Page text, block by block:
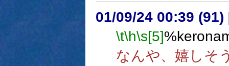
01/09/24 00:39 (91)
\t\h\s[5]
なんや、嬉しそ